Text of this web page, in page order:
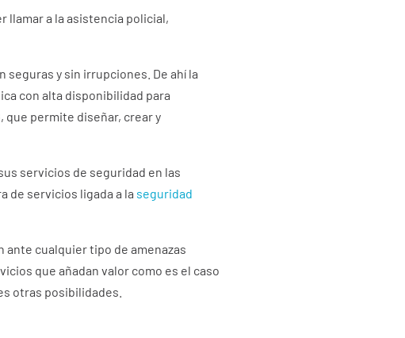
llamar a la asistencia policial,
y sin irrupciones. De ahí la
con alta disponibilidad para
que permite diseñar, crear y
servicios de seguridad en las
de servicios ligada a la seguridad
cualquier tipo de amenazas
que añadan valor como es el caso
otras posibilidades.